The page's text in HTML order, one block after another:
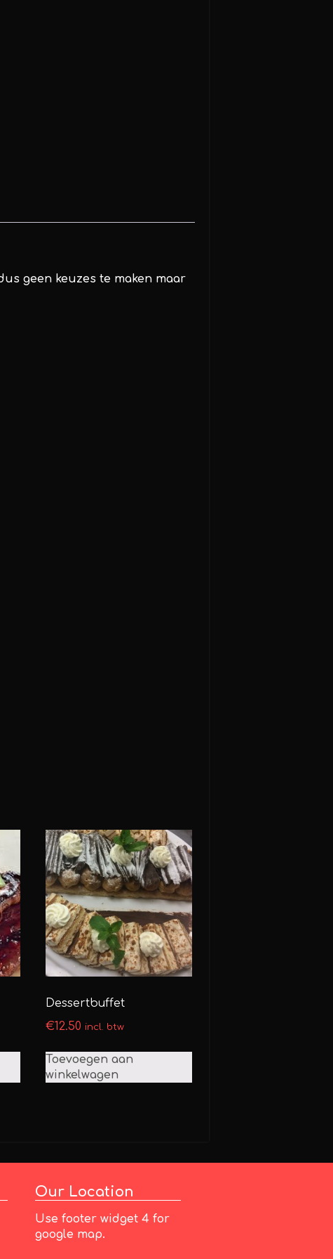
geen keuzes te maken maar
Dessertbuffet
€12.50 incl. btw
Toevoegen aan
winkelwagen
Our Location
Use footer widget 4 for
google map.